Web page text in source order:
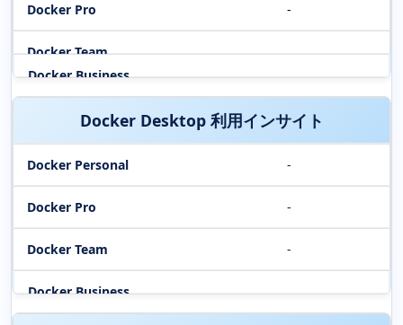
-
Docker Desktop 利用インサイト
-
-
-